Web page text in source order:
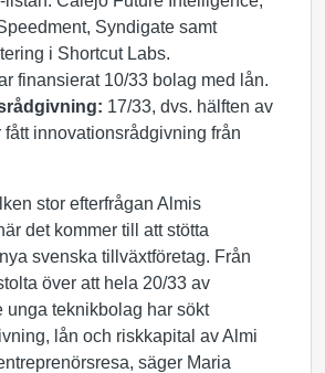
Syndigate samt
i Shortcut Labs.
finansierat 10/33 bolag med lån.
17/33, dvs. hälften av
fått innovationsrådgivning från
stor efterfrågan Almis
det kommer till att stötta
svenska tillväxtföretag. Från
över att hela 20/33 av
unga teknikbolag har sökt
lån och riskkapital av Almi
säger Maria